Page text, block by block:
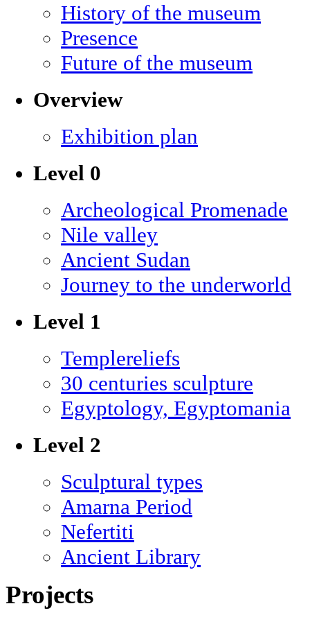
History of the museum
Presence
Future of the museum
Overview
Exhibition plan
Level 0
Archeological Promenade
Nile valley
Ancient Sudan
Journey to the underworld
Level 1
Templereliefs
30 centuries sculpture
Egyptology, Egyptomania
Level 2
Sculptural types
Amarna Period
Nefertiti
Ancient Library
Projects